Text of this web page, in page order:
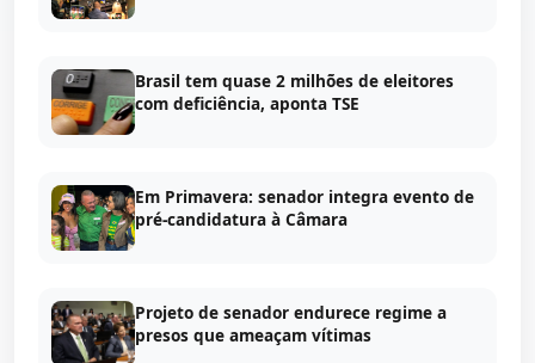
Brasil tem quase 2 milhões de eleitores
com deficiência, aponta TSE
Em Primavera: senador integra evento de
pré-candidatura à Câmara
Projeto de senador endurece regime a
presos que ameaçam vítimas